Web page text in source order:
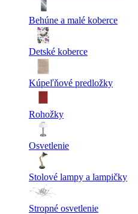
Behúne a malé koberce
Detské koberce
Kúpeľňové predložky
Rohožky
Osvetlenie
Stolové lampy a lampičky
Stropné osvetlenie